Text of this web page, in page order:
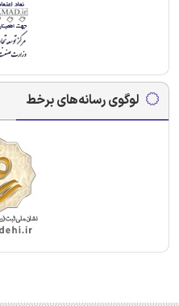
لوگوی رسانه‌های برخط